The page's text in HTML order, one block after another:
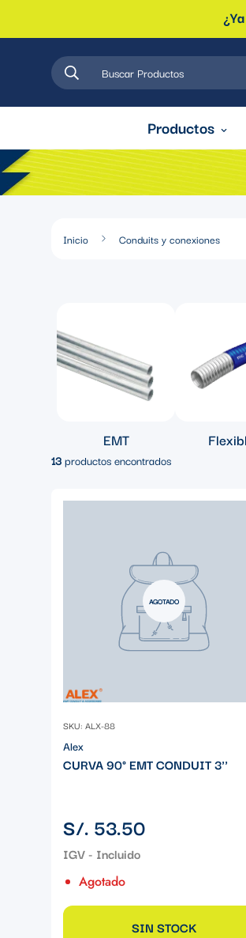
Buscar Productos
Productos
Inicio Conduits y conexiones
EMT
13productos encontrados
AGOTADO
SKU: ALX-88
Alex
CURVA 90° EMT CONDUIT 3''
Precio
regular
S/. 53.50
Agotado
SIN STOCK